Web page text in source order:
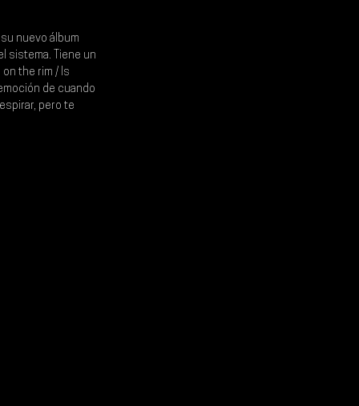
su nuevo álbum
sistema. Tiene un
the rim / Is
de cuando
pero te